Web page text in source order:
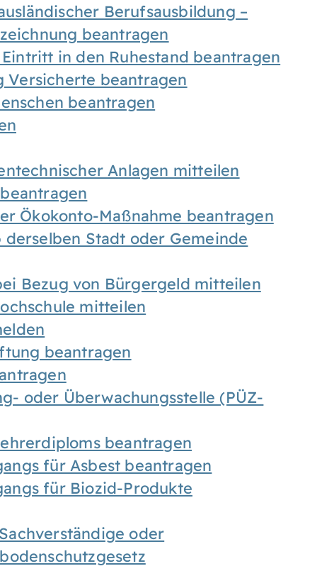
Berufsausbildung –
beantragen
in den Ruhestand beantragen
Versicherte beantragen
beantragen
Anlagen mitteilen
Ökokonto-Maßnahme beantragen
Stadt oder Gemeinde
Bezug von Bürgergeld mitteilen
mitteilen
beantragen
oder Überwachungsstelle (PÜZ-
beantragen
für Asbest beantragen
für Biozid-Produkte
oder